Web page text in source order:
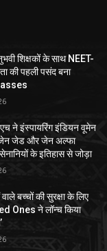
शिक्षकों के साथ NEET-
की पहली पसंद बना
ने इंस्पायरिंग इंडियन वूमेन
जेड और जेन अल्फा
के इतिहास से जोड़ा
बच्चों की सुरक्षा के लिए
Ones ने लॉन्च किया